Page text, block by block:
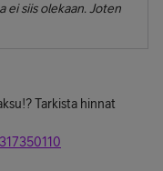
ei siis olekaan. Joten
Tarkista hinnat